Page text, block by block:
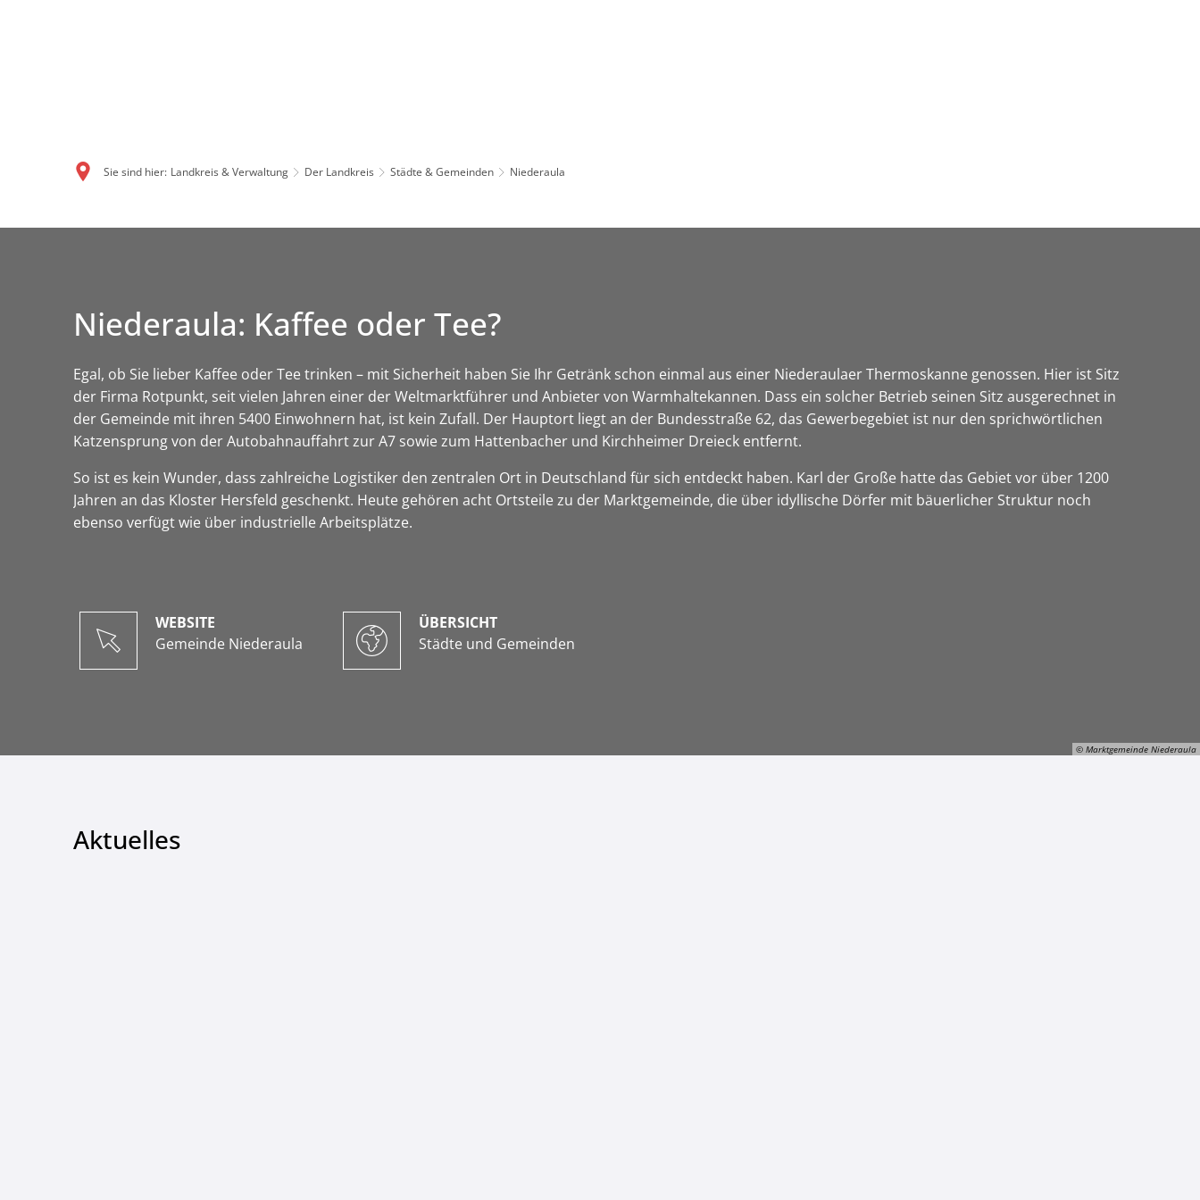
Sie sind hier: Landkreis & Verwaltung Der Landkreis Städte & Gemeinden Niederaula
© Marktgemeinde Niederaula
Niederaula: Kaffee oder Tee?
Egal, ob Sie lieber Kaffee oder Tee trinken – mit Sicherheit haben Sie Ihr Getränk schon einmal aus einer Niederaulaer Thermoskanne genossen. Hier ist Sitz
der Firma Rotpunkt, seit vielen Jahren einer der Weltmarktführer und Anbieter von Warmhaltekannen. Dass ein solcher Betrieb seinen Sitz ausgerechnet in
der Gemeinde mit ihren 5400 Einwohnern hat, ist kein Zufall. Der Hauptort liegt an der Bundesstraße 62, das Gewerbegebiet ist nur den sprichwörtlichen
Katzensprung von der Autobahnauffahrt zur A7 sowie zum Hattenbacher und Kirchheimer Dreieck entfernt.
So ist es kein Wunder, dass zahlreiche Logistiker den zentralen Ort in Deutschland für sich entdeckt haben. Karl der Große hatte das Gebiet vor über 1200
Jahren an das Kloster Hersfeld geschenkt. Heute gehören acht Ortsteile zu der Marktgemeinde, die über idyllische Dörfer mit bäuerlicher Struktur noch
ebenso verfügt wie über industrielle Arbeitsplätze.
WEBSITE
Gemeinde Niederaula
ÜBERSICHT
Städte und Gemeinden
Aktuelles